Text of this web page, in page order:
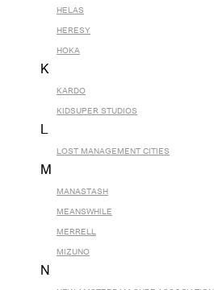
HELAS
HERESY
HOKA
K
KARDO
KIDSUPER STUDIOS
L
LOST MANAGEMENT CITIES
M
MANASTASH
MEANSWHILE
MERRELL
MIZUNO
N